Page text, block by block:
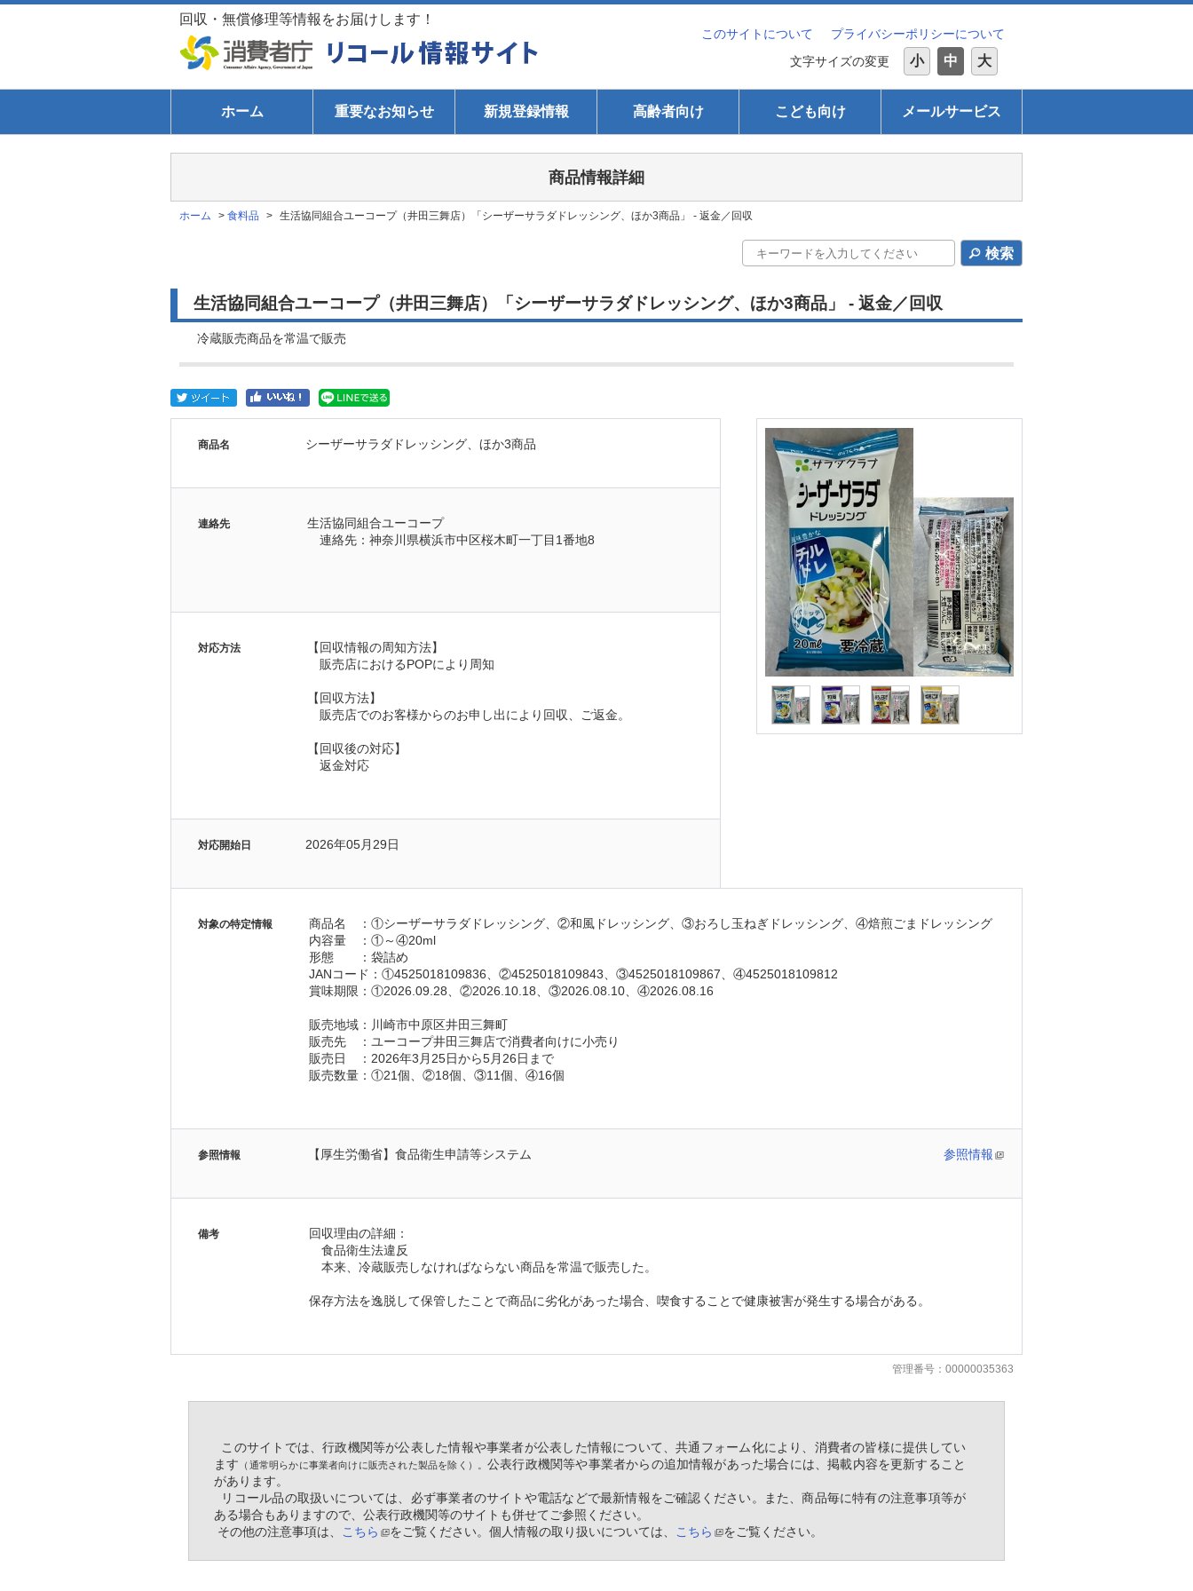
回収・無償修理等情報をお届けします！
このサイトについて
プライバシーポリシーについて
文字サイズの変更
小 中 大
ホーム 重要なお知らせ 新規登録情報 高齢者向け こども向け メールサービス
商品情報詳細
ホーム > 食料品 > 生活協同組合ユーコープ（井田三舞店）「シーザーサラダドレッシング、ほか3商品」 - 返金／回収
検索
生活協同組合ユーコープ（井田三舞店）「シーザーサラダドレッシング、ほか3商品」 - 返金／回収
冷蔵販売商品を常温で販売
商品名 シーザーサラダドレッシング、ほか3商品
連絡先
生活協同組合ユーコープ
連絡先：神奈川県横浜市中区桜木町一丁目1番地8
対応方法
【回収情報の周知方法】
販売店におけるPOPにより周知
【回収方法】
販売店でのお客様からのお申し出により回収、ご返金。
【回収後の対応】
返金対応
対応開始日 2026年05月29日
対象の特定情報
商品名　：①シーザーサラダドレッシング、②和風ドレッシング、③おろし玉ねぎドレッシング、④焙煎ごまドレッシング
内容量　：①～④20ml
形態　　：袋詰め
JANコード：①4525018109836、②4525018109843、③4525018109867、④4525018109812
賞味期限：①2026.09.28、②2026.10.18、③2026.08.10、④2026.08.16
販売地域：川崎市中原区井田三舞町
販売先　：ユーコープ井田三舞店で消費者向けに小売り
販売日　：2026年3月25日から5月26日まで
販売数量：①21個、②18個、③11個、④16個
参照情報 【厚生労働省】食品衛生申請等システム 参照情報
備考
回収理由の詳細：
食品衛生法違反
本来、冷蔵販売しなければならない商品を常温で販売した。
保存方法を逸脱して保管したことで商品に劣化があった場合、喫食することで健康被害が発生する場合がある。
管理番号：00000035363
このサイトでは、行政機関等が公表した情報や事業者が公表した情報について、共通フォーム化により、消費者の皆様に提供してい
ます
（通常明らかに事業者向けに販売された製品を除く）。公表行政機関等や事業者からの追加情報があった場合には、掲載内容を更新すること
があります。
リコール品の取扱いについては、必ず事業者のサイトや電話などで最新情報をご確認ください。また、商品毎に特有の注意事項等が
ある場合もありますので、公表行政機関等のサイトも併せてご参照ください。
その他の注意事項は、
こちら をご覧ください。個人情報の取り扱いについては、 こちら をご覧ください。